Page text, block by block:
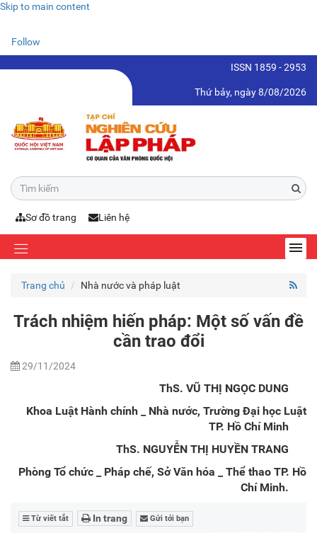
Skip to main content
Follow
ISSN 1859 - 2953
Thứ bảy, ngày 8/08/2026
Sơ đồ trang Liên hệ
Trang chủ Nhà nước và pháp luật
Trách nhiệm hiến pháp: Một số vấn đề
cần trao đổi
29/11/2024
ThS. VŨ THỊ NGỌC DUNG
Khoa Luật Hành chính _ Nhà nước, Trường Đại học Luật
TP. Hồ Chí Minh
ThS. NGUYỄN THỊ HUYỀN TRANG
Phòng Tổ chức _ Pháp chế, Sở Văn hóa _ Thể thao TP. Hồ
Chí Minh.
Từ viết tắt In trang Gửi tới bạn